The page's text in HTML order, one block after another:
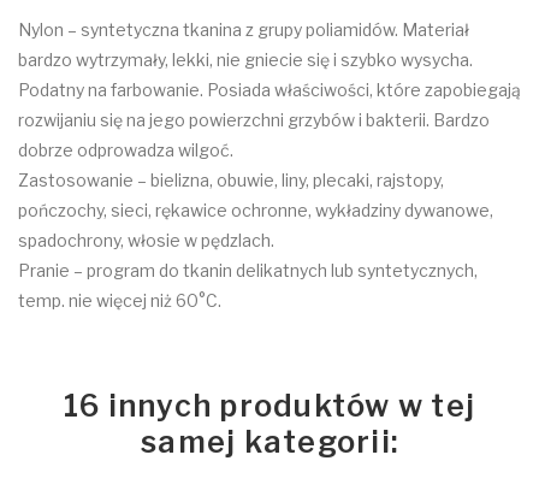
Nylon – syntetyczna tkanina z grupy poliamidów. Materiał
bardzo wytrzymały, lekki, nie gniecie się i szybko wysycha.
Podatny na farbowanie. Posiada właściwości, które zapobiegają
rozwijaniu się na jego powierzchni grzybów i bakterii. Bardzo
dobrze odprowadza wilgoć.
Zastosowanie – bielizna, obuwie, liny, plecaki, rajstopy,
pończochy, sieci, rękawice ochronne, wykładziny dywanowe,
spadochrony, włosie w pędzlach.
Pranie – program do tkanin delikatnych lub syntetycznych,
temp. nie więcej niż 60°C.
16 innych produktów w tej
samej kategorii: